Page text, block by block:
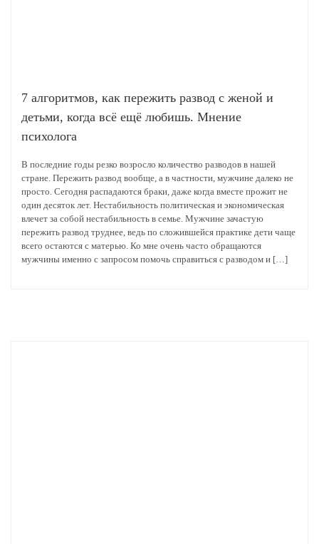
7 алгоритмов, как пережить развод с женой и
детьми, когда всё ещё любишь. Мнение
психолога
В последние годы резко возросло количество разводов в нашей
стране. Пережить развод вообще, а в частности, мужчине далеко не
просто. Сегодня распадаются браки, даже когда вместе прожит не
один десяток лет. Нестабильность политическая и экономическая
влечет за собой нестабильность в семье. Мужчине зачастую
пережить развод труднее, ведь по сложившейся практике дети чаще
всего остаются с матерью. Ко мне очень часто обращаются
мужчины именно с запросом помочь справиться с разводом и […]